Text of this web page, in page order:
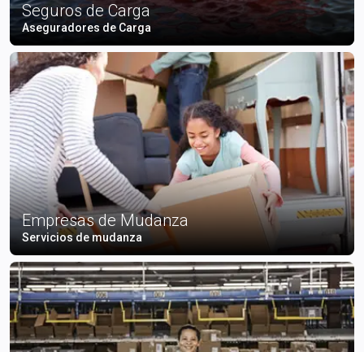
Seguros de Carga
Aseguradores de Carga
Empresas de Mudanza
Servicios de mudanza